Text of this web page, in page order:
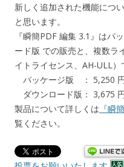
新しく追加された機能につ
と思います。
『瞬簡PDF 編集 3.1』はパ
ード版 での販売と、複数ラ
イトライセンス、AH-ULL）
パッケージ版 ： 5,250 円
ダウンロード版： 3,675 円
製品について詳しくは 『瞬
覧ください。